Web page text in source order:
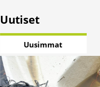
Uutiset
Uusimmat